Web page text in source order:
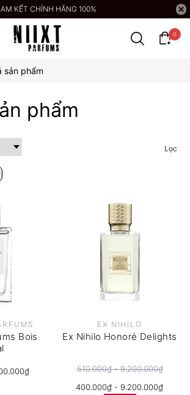
KẾT CHÍNH HÃNG 100%
0
sản phẩm
phẩm
Lọc
Bois
EX NIHILO
Ex Nihilo Honoré Delights
510.000₫ - 9.200.000₫
400.000₫ - 9.200.000₫